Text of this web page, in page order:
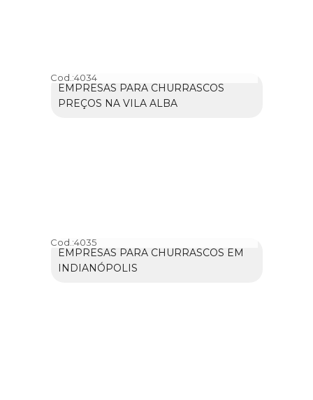
Cod.:4034
EMPRESAS PARA CHURRASCOS
PREÇOS NA VILA ALBA
Cod.:4035
EMPRESAS PARA CHURRASCOS EM
INDIANÓPOLIS